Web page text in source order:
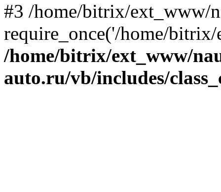
#3 /home/bitrix/ext_www/
require_once('/home/
/home/bitrix/ext_www/
auto.ru/vb/includes/